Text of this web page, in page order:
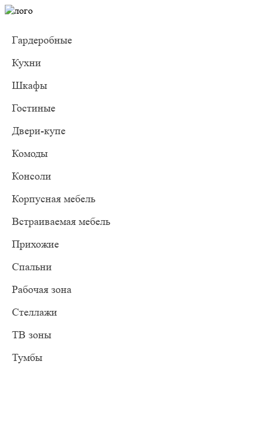
Гардеробные
Кухни
Шкафы
Гостиные
Двери-купе
Комоды
Консоли
Корпусная мебель
Встраиваемая мебель
Прихожие
Спальни
Рабочая зона
Стеллажи
ТВ зоны
Тумбы